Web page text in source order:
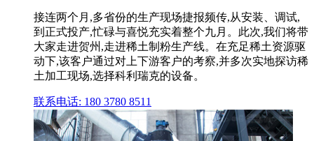
接连两个月,多省份的生产现场捷报频传,从安装、调试,
到正式投产,忙碌与喜悦充实着整个九月。此次,我们将带
大家走进贺州,走进稀土制粉生产线。在充足稀土资源驱
动下,该客户通过对上下游客户的考察,并多次实地探访稀
土加工现场,选择科利瑞克的设备。
联系电话: 180 3780 8511